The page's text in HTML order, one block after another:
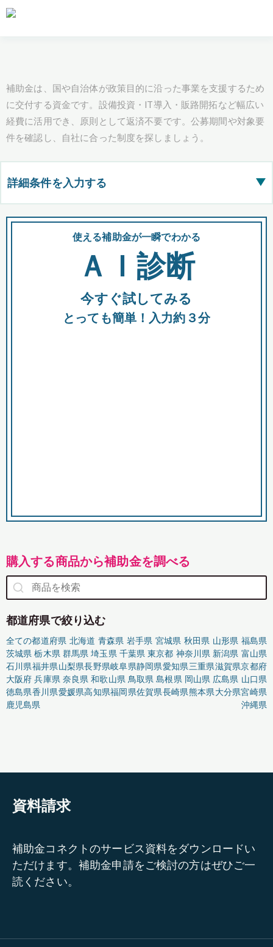
補助金は、国や自治体が政策目的に沿った事業を支援するため
に交付する資金です。設備投資・IT導入・販路開拓など幅広い
経費に活用でき、原則として返済不要です。公募期間や対象要
件を確認し、自社に合った制度を探しましょう。
詳細条件を入力する ▶
都道府県
全国の検索結果を含めて表示
助成金 融資 出資
使える補助金が一瞬でわかる
ＡＩ診断
今すぐ試してみる
とっても簡単！入力約３分
購入する商品から補助金を調べる
都道府県で絞り込む
全ての都道府県 北海道 青森県 岩手県 宮城県 秋田県 山形県 福島県
茨城県 栃木県 群馬県 埼玉県 千葉県 東京都 神奈川県 新潟県 富山県
石川県福井県山梨県長野県岐阜県静岡県愛知県三重県滋賀県京都府
大阪府 兵庫県 奈良県 和歌山県 鳥取県 島根県 岡山県 広島県 山口県
徳島県香川県愛媛県高知県福岡県佐賀県長崎県熊本県大分県宮崎県
鹿児島県
沖縄県
資料請求
補助金コネクトのサービス資料をダウンロードい
ただけます。補助金申請をご検討の方はぜひご一
読ください。